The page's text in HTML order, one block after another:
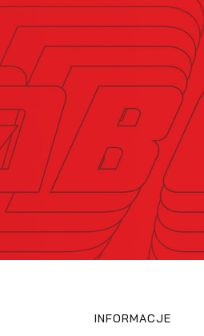
INFORMACJE